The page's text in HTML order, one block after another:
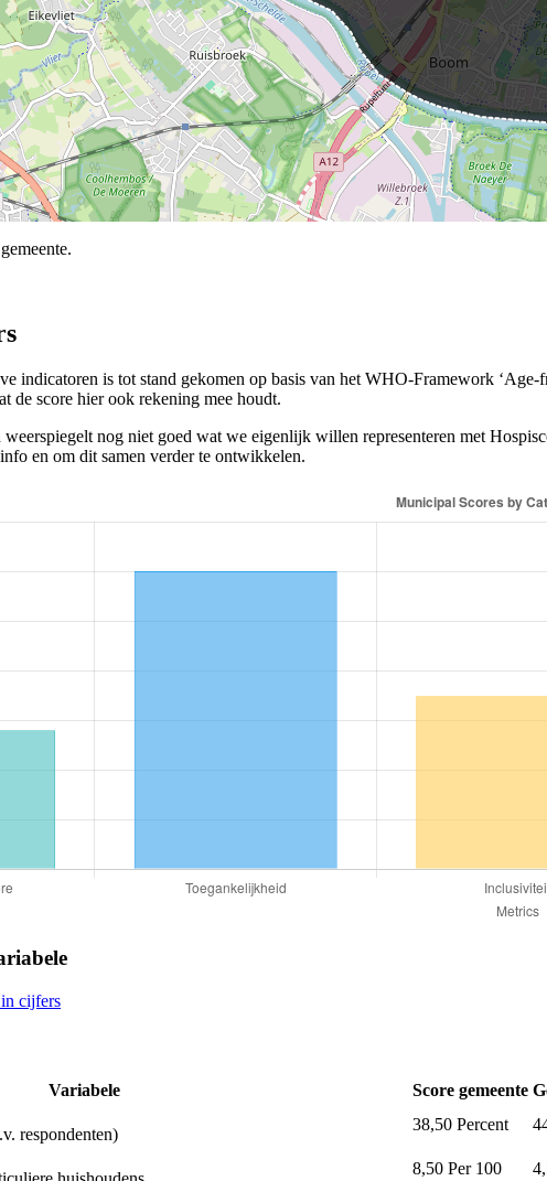
indicatoren is tot stand gekomen op basis van het WHO-Framework
de score hier ook rekening mee houdt.
nog niet goed wat we eigenlijk willen representeren met
en om dit samen verder te ontwikkelen.
cijfers
Variabele Score gemeente
respondenten)
38,50 Percent
8,50 Per 100